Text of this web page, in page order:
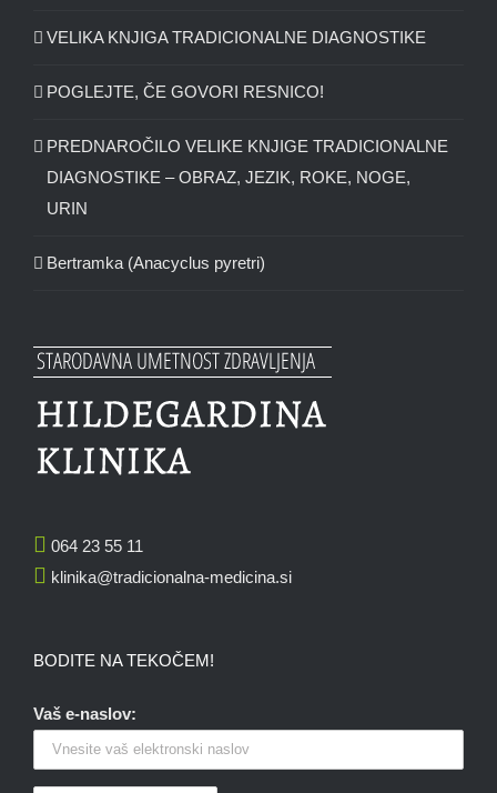
VELIKA KNJIGA TRADICIONALNE DIAGNOSTIKE
POGLEJTE, ČE GOVORI RESNICO!
PREDNAROČILO VELIKE KNJIGE TRADICIONALNE
DIAGNOSTIKE – OBRAZ, JEZIK, ROKE, NOGE,
URIN
Bertramka (Anacyclus pyretri)
064 23 55 11
klinika@tradicionalna-medicina.si
BODITE NA TEKOČEM!
Vaš e-naslov: